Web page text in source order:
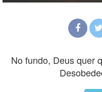
No fundo, Deus quer